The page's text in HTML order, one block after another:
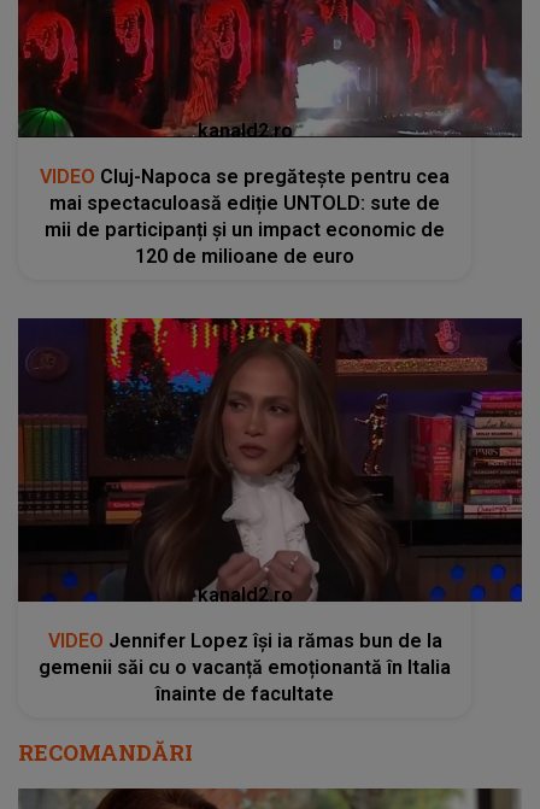
kanald2.ro
VIDEO Cluj-Napoca se pregătește pentru cea
mai spectaculoasă ediție UNTOLD: sute de
mii de participanți și un impact economic de
120 de milioane de euro
kanald2.ro
VIDEO Jennifer Lopez își ia rămas bun de la
gemenii săi cu o vacanță emoționantă în Italia
înainte de facultate
RECOMANDĂRI